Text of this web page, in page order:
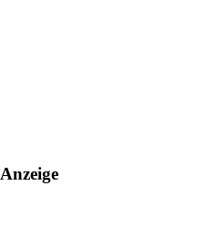
Anzeige